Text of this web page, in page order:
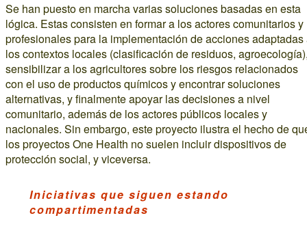
Se han puesto en marcha varias soluciones basadas en esta
lógica. Estas consisten en formar a los actores comunitarios y
profesionales para la implementación de acciones adaptadas
los contextos locales (clasificación de residuos,
sensibilizar a los agricultores sobre los riesgos relacionados
con el uso de productos químicos y encontrar soluciones
alternativas, y finalmente apoyar las decisiones a nivel
comunitario, además de los actores públicos locales y
nacionales. Sin embargo, este proyecto ilustra el hecho de
los proyectos One Health no suelen incluir dispositivos de
protección social, y viceversa.
Iniciativas que siguen estando
compartimentadas